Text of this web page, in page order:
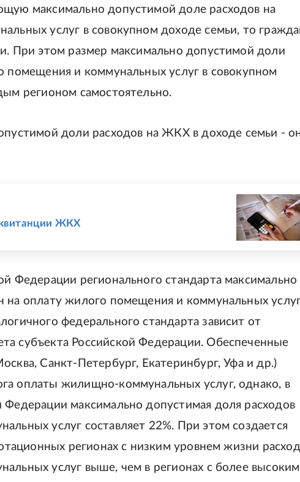
максимально допустимой доле расходов на
услуг в совокупном доходе семьи, то
При этом размер максимально допустимой доли
помещения и коммунальных услуг в совокупном
регионом самостоятельно.
доли расходов на ЖКХ в доходе семьи -
квитанции ЖКХ
Федерации регионального стандарта максимально
на оплату жилого помещения и коммунальных
федерального стандарта зависит от
субъекта Российской Федерации. Обеспеченные
Санкт-Петербург, Екатеринбург, Уфа и др.)
оплаты жилищно-коммунальных услуг, однако, в
Федерации максимально допустимая доля расходов
услуг составляет 22%. При этом создается
регионах с низким уровнем жизни
услуг выше, чем в регионах с более высоким